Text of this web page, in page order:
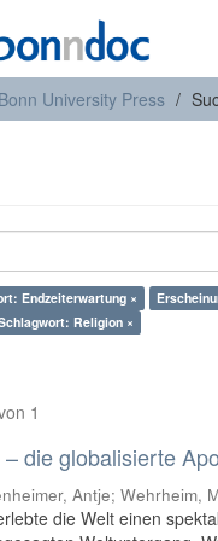
Bonn University Press
Endzeiterwartung ×
Religion ×
1
die globalisierte
Antje; Wehrheim,
die Welt einen